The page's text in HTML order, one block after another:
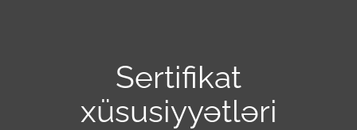
Sertifikat
xüsusiyyətləri